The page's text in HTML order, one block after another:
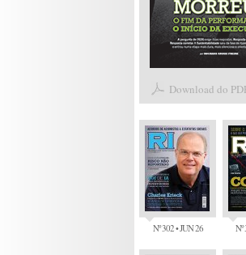
Download do
Nº 302 • JUN 26